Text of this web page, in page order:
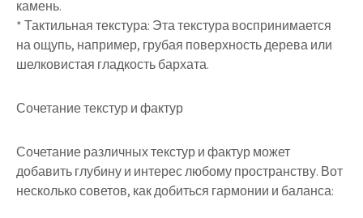
камень.
* Тактильная текстура: Эта текстура воспринимается
на ощупь, например, грубая поверхность дерева или
шелковистая гладкость бархата.
Сочетание текстур и фактур
Сочетание различных текстур и фактур может
добавить глубину и интерес любому пространству. Вот
несколько советов, как добиться гармонии и баланса: